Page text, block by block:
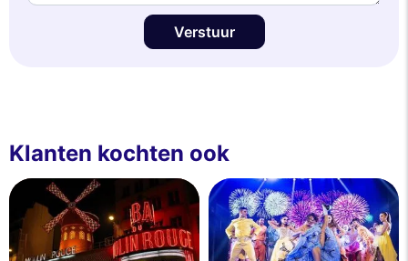
Verstuur
Klanten kochten ook